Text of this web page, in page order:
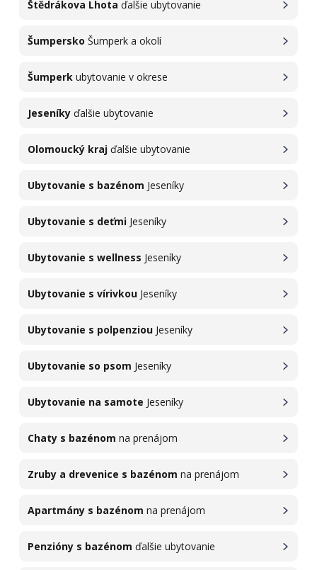
Štědrákova Lhota ďalšie ubytovanie
Šumpersko Šumperk a okolí
Šumperk ubytovanie v okrese
Jeseníky ďalšie ubytovanie
Olomoucký kraj ďalšie ubytovanie
Ubytovanie s bazénom Jeseníky
Ubytovanie s deťmi Jeseníky
Ubytovanie s wellness Jeseníky
Ubytovanie s vírivkou Jeseníky
Ubytovanie s polpenziou Jeseníky
Ubytovanie so psom Jeseníky
Ubytovanie na samote Jeseníky
Chaty s bazénom na prenájom
Zruby a drevenice s bazénom na prenájom
Apartmány s bazénom na prenájom
Penzióny s bazénom ďalšie ubytovanie